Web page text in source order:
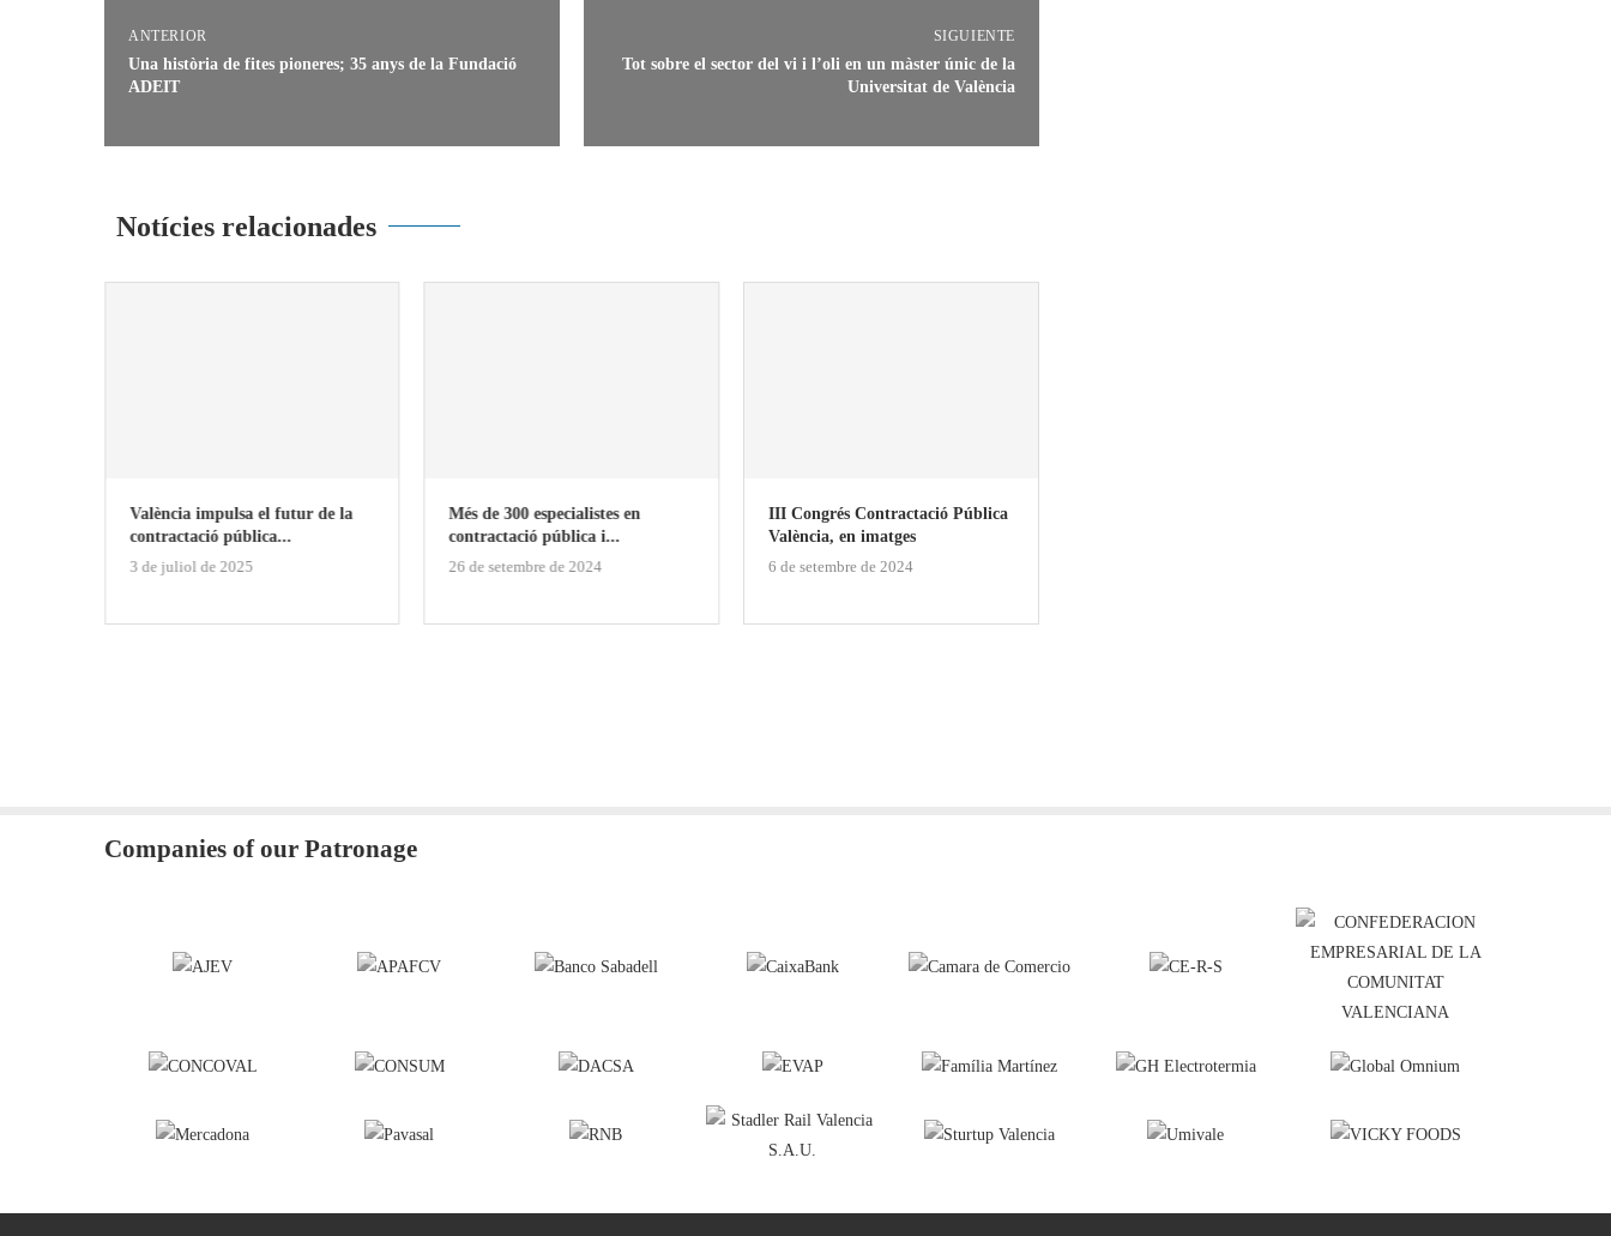
ANTERIOR
Una història de fites pioneres; 35 anys de la Fundació
ADEIT
SIGUIENTE
Tot sobre el sector del vi i l’oli en un màster únic de la
Universitat de València
Notícies relacionades
València impulsa el futur de la
contractació pública...
3 de juliol de 2025
Més de 300 especialistes en
contractació pública i...
26 de setembre de 2024
III Congrés Contractació Pública
València, en imatges
6 de setembre de 2024
Companies of our Patronage